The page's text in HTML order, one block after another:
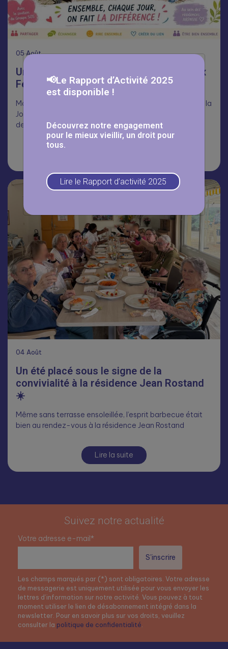
05 Août
Une journée Portes Ouvertes réussie aux
Fermettes 🥳
Malgré la chaleur, nombreux ont répondu présents pour la
Journée Portes Ouvertes aux Fermettes, dans le cadre
des Mois du…
04 Août
Un été placé sous le signe de la
convivialité à la résidence Jean Rostand
☀️
Même sans terrasse ensoleillée, l’esprit barbecue était
bien au rendez-vous à la résidence Jean Rostand
Lire la suite
Suivez notre actualité
Votre adresse e-mail*
Les champs marqués par (*) sont obligatoires. Votre adresse
de messagerie est uniquement utilisée pour vous envoyer les
lettres d’information sur notre activité. Vous pouvez à tout
moment utiliser le lien de désabonnement intégré dans la
newsletter. Pour en savoir plus sur vos droits, veuillez
consulter la politique de confidentialité
📢Le Rapport d’Activité 2025
est disponible !
Découvrez notre engagement
pour le mieux vieillir, un droit pour
tous.
Lire le Rapport d’activité 2025